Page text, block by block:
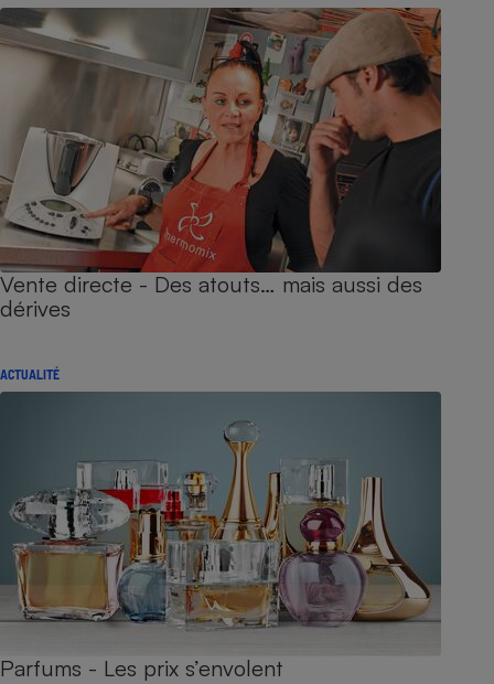
Vente directe - Des atouts… mais aussi des
dérives
ACTUALITÉ
Parfums - Les prix s’envolent